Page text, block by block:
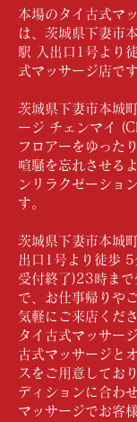
本場のタイ古式マ
は、茨城県下妻市
駅 入出口1号より
式マッサージ店です
茨城県下妻市本城
ージ チェンマイ
フロアーをゆった
喧騒を忘れさせる
ンリラクゼーショ
す。
茨城県下妻市本城
出口1号より徒歩
受付終了)23時ま
で、お仕事帰りや
気軽にご来店くださ
タイ古式マッサー
古式マッサージと
スをご用意してお
ディションに合わ
マッサージでお客